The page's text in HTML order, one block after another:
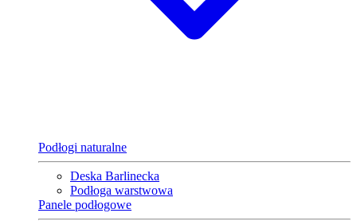
Podłogi naturalne
Deska Barlinecka
Podłoga warstwowa
Panele podłogowe